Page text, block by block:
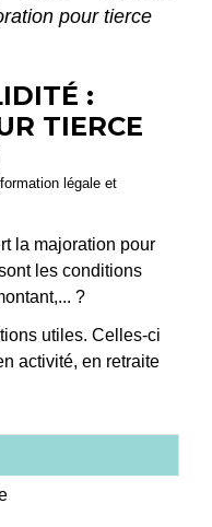
pour tierce
:
TIERCE
légale et
la majoration pour
les conditions
?
utiles. Celles-ci
activité, en retraite